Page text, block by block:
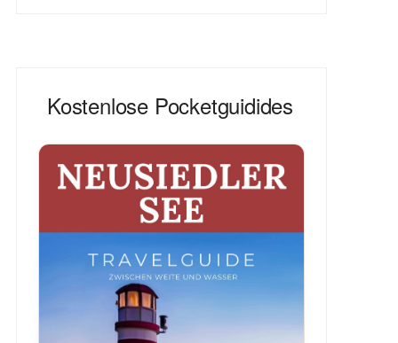
Kostenlose Pocketguidides